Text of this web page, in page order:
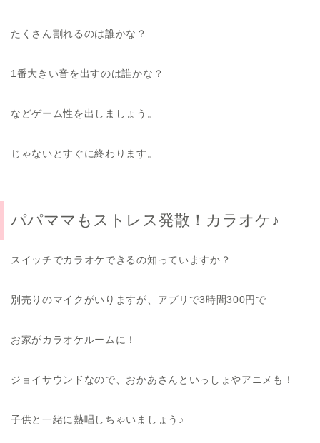
たくさん割れるのは誰かな？
1番大きい音を出すのは誰かな？
などゲーム性を出しましょう。
じゃないとすぐに終わります。
パパママもストレス発散！カラオケ♪
スイッチでカラオケできるの知っていますか？
別売りのマイクがいりますが、アプリで3時間300円で
お家がカラオケルームに！
ジョイサウンドなので、おかあさんといっしょやアニメも！
子供と一緒に熱唱しちゃいましょう♪